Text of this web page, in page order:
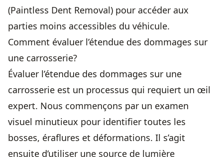
(Paintless Dent Removal) pour accéder aux
parties moins accessibles du véhicule.
Comment évaluer l’étendue des dommages sur
une carrosserie?
Évaluer l’étendue des dommages sur une
carrosserie est un processus qui requiert un œil
expert. Nous commençons par un examen
visuel minutieux pour identifier toutes les
bosses, éraflures et déformations. Il s’agit
ensuite d’utiliser une source de lumière